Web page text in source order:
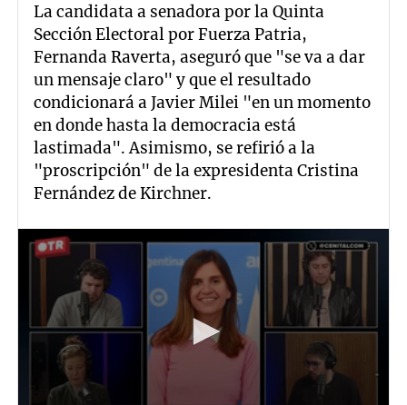
La candidata a senadora por la Quinta
Sección Electoral por Fuerza Patria,
Fernanda Raverta, aseguró que "se va a dar
un mensaje claro" y que el resultado
condicionará a Javier Milei "en un momento
en donde hasta la democracia está
lastimada". Asimismo, se refirió a la
"proscripción" de la expresidenta Cristina
Fernández de Kirchner.